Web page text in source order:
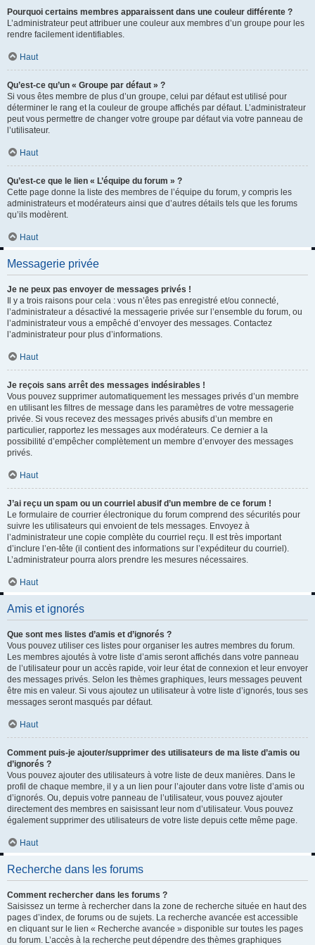
Pourquoi certains membres apparaissent dans une couleur différente ?
L’administrateur peut attribuer une couleur aux membres d’un groupe pour les
rendre facilement identifiables.
Haut
Qu’est-ce qu’un « Groupe par défaut » ?
Si vous êtes membre de plus d’un groupe, celui par défaut est utilisé pour
déterminer le rang et la couleur de groupe affichés par défaut. L’administrateur
peut vous permettre de changer votre groupe par défaut via votre panneau de
l’utilisateur.
Haut
Qu’est-ce que le lien « L’équipe du forum » ?
Cette page donne la liste des membres de l’équipe du forum, y compris les
administrateurs et modérateurs ainsi que d’autres détails tels que les forums
qu’ils modèrent.
Haut
Messagerie privée
Je ne peux pas envoyer de messages privés !
Il y a trois raisons pour cela : vous n’êtes pas enregistré et/ou connecté,
l’administrateur a désactivé la messagerie privée sur l’ensemble du forum, ou
l’administrateur vous a empêché d’envoyer des messages. Contactez
l’administrateur pour plus d’informations.
Haut
Je reçois sans arrêt des messages indésirables !
Vous pouvez supprimer automatiquement les messages privés d’un membre
en utilisant les filtres de message dans les paramètres de votre messagerie
privée. Si vous recevez des messages privés abusifs d’un membre en
particulier, rapportez les messages aux modérateurs. Ce dernier a la
possibilité d’empêcher complètement un membre d’envoyer des messages
privés.
Haut
J’ai reçu un spam ou un courriel abusif d’un membre de ce forum !
Le formulaire de courrier électronique du forum comprend des sécurités pour
suivre les utilisateurs qui envoient de tels messages. Envoyez à
l’administrateur une copie complète du courriel reçu. Il est très important
d’inclure l’en-tête (il contient des informations sur l’expéditeur du courriel).
L’administrateur pourra alors prendre les mesures nécessaires.
Haut
Amis et ignorés
Que sont mes listes d’amis et d’ignorés ?
Vous pouvez utiliser ces listes pour organiser les autres membres du forum.
Les membres ajoutés à votre liste d’amis seront affichés dans votre panneau
de l’utilisateur pour un accès rapide, voir leur état de connexion et leur envoyer
des messages privés. Selon les thèmes graphiques, leurs messages peuvent
être mis en valeur. Si vous ajoutez un utilisateur à votre liste d’ignorés, tous ses
messages seront masqués par défaut.
Haut
Comment puis-je ajouter/supprimer des utilisateurs de ma liste d’amis ou
d’ignorés ?
Vous pouvez ajouter des utilisateurs à votre liste de deux manières. Dans le
profil de chaque membre, il y a un lien pour l’ajouter dans votre liste d’amis ou
d’ignorés. Ou, depuis votre panneau de l’utilisateur, vous pouvez ajouter
directement des membres en saisissant leur nom d’utilisateur. Vous pouvez
également supprimer des utilisateurs de votre liste depuis cette même page.
Haut
Recherche dans les forums
Comment rechercher dans les forums ?
Saisissez un terme à rechercher dans la zone de recherche située en haut des
pages d’index, de forums ou de sujets. La recherche avancée est accessible
en cliquant sur le lien « Recherche avancée » disponible sur toutes les pages
du forum. L’accès à la recherche peut dépendre des thèmes graphiques